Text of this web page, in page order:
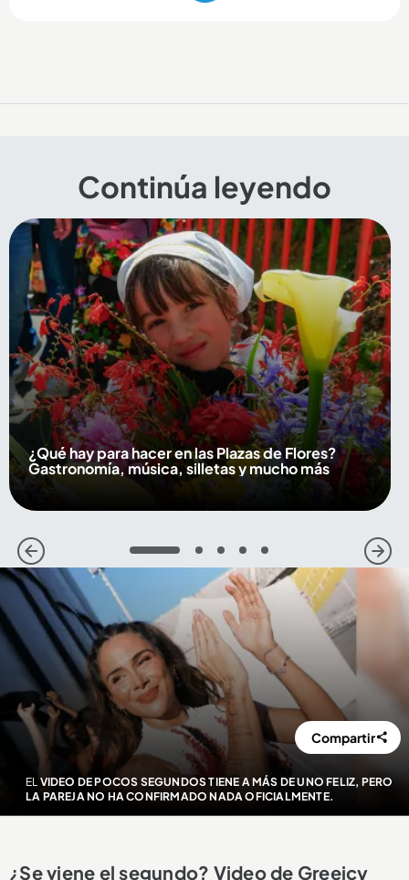
Continúa leyendo
¿Qué hay para hacer en las Plazas de Flores?
Gastronomía, música, silletas y mucho más
1 2 3 4 5
EL VIDEO DE POCOS SEGUNDOS TIENE A MÁS DE UNO FELIZ, PERO
LA PAREJA NO HA CONFIRMADO NADA OFICIALMENTE.
Compartir
¿Se viene el segundo? Video de Greeicy